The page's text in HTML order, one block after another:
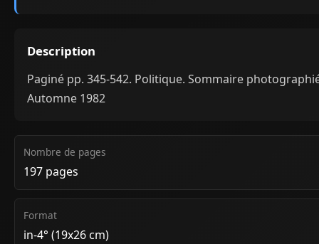
Description
Paginé pp. 345-542. Politique. Sommaire
Automne 1982
Nombre de pages
197 pages
Format
in-4° (19x26 cm)